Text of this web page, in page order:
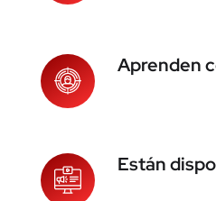
Aprenden
Están